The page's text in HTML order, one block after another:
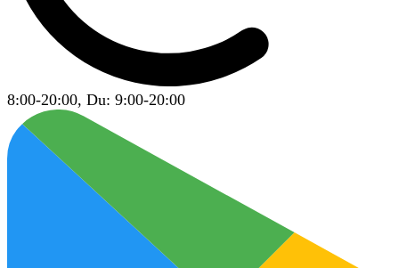
8:00-20:00, Du: 9:00-20:00